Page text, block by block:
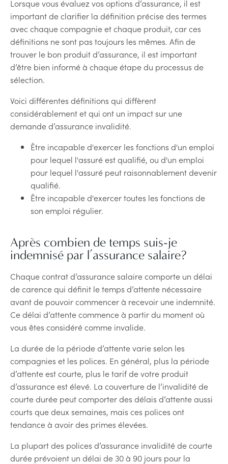
Lorsque vous évaluez vos options d’assurance, il est
important de clarifier la définition précise des termes
avec chaque compagnie et chaque produit, car ces
définitions ne sont pas toujours les mêmes. Afin de
trouver le bon produit d’assurance, il est important
d’être bien informé à chaque étape du processus de
sélection.
Voici différentes définitions qui diffèrent
considérablement et qui ont un impact sur une
demande d’assurance invalidité.
Être incapable d'exercer les fonctions d'un emploi
pour lequel l'assuré est qualifié, ou d'un emploi
pour lequel l'assuré peut raisonnablement devenir
qualifié.
Être incapable d'exercer toutes les fonctions de
son emploi régulier.
Après combien de temps suis-je
indemnisé par l’assurance salaire?
Chaque contrat d’assurance salaire comporte un délai
de carence qui définit le temps d’attente nécessaire
avant de pouvoir commencer à recevoir une indemnité.
Ce délai d’attente commence à partir du moment où
vous êtes considéré comme invalide.
La durée de la période d’attente varie selon les
compagnies et les polices. En général, plus la période
d’attente est courte, plus le tarif de votre produit
d’assurance est élevé. La couverture de l’invalidité de
courte durée peut comporter des délais d’attente aussi
courts que deux semaines, mais ces polices ont
tendance à avoir des primes élevées.
La plupart des polices d’assurance invalidité de courte
durée prévoient un délai de 30 à 90 jours pour la